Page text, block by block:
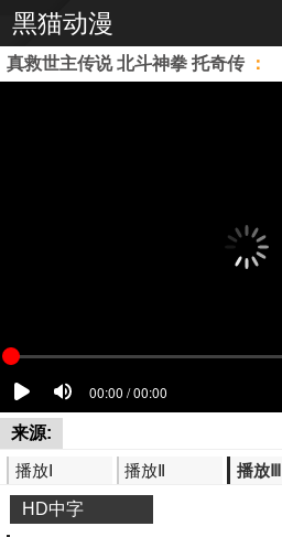
黑猫动漫
真救世主传说 北斗神拳 托奇传 ：
来源:
播放Ⅰ
播放Ⅱ 播放Ⅲ
HD中字